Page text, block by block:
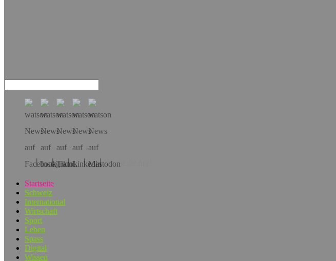
Hol dir die App!
Startseite
Schweiz
International
Wirtschaft
Sport
Leben
Spass
Digital
Wissen